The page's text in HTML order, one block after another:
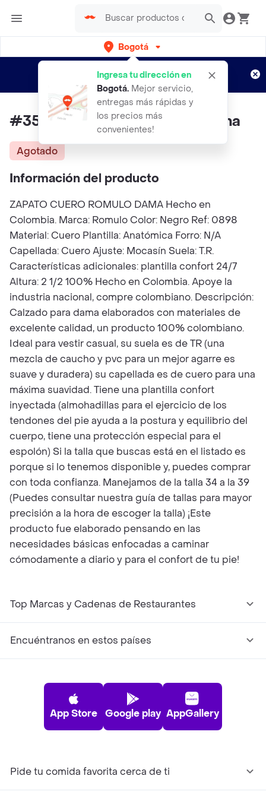
Bogotá
Ingresa tu dirección en
Bogotá. Mejor servicio,
entregas más rápidas y
los precios más
convenientes!
envíos gratis por semanas
Aplican TyC
#35 Zapato Cuero Romulo Dama
Agotado
Información del producto
ZAPATO CUERO ROMULO DAMA Hecho en
Colombia. Marca: Romulo Color: Negro Ref: 0898
Material: Cuero Plantilla: Anatómica Forro: N/A
Capellada: Cuero Ajuste: Mocasín Suela: T.R.
Características adicionales: plantilla confort 24/7
Altura: 2 1/2 100% Hecho en Colombia. Apoye la
industria nacional, compre colombiano. Descripción:
Calzado para dama elaborados con materiales de
excelente calidad, un producto 100% colombiano.
Ideal para vestir casual, su suela es de TR (una
mezcla de caucho y pvc para un mejor agarre es
suave y duradera) su capellada es de cuero para una
máxima suavidad. Tiene una plantilla confort
inyectada (almohadillas para el ejercicio de los
tendones del pie ayuda a la postura y equilibrio del
cuerpo, tiene una protección especial para el
espolón) Si la talla que buscas está en el listado es
porque si lo tenemos disponible y, puedes comprar
con toda confianza. Manejamos de la talla 34 a la 39
(Puedes consultar nuestra guía de tallas para mayor
precisión a la hora de escoger la talla) ¡Este
producto fue elaborado pensando en las
necesidades básicas enfocadas a caminar
cómodamente a diario y para el confort de tu pie!
Top Marcas y Cadenas de Restaurantes
Encuéntranos en estos países
App Store Google play AppGallery
Pide tu comida favorita cerca de ti